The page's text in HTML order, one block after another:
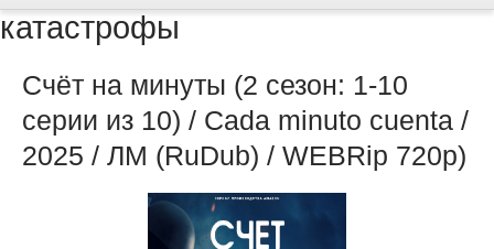
катастрофы
Счёт на минуты (2 сезон: 1-10
серии из 10) / Cada minuto cuenta /
2025 / ЛМ (RuDub) / WEBRip 720р)